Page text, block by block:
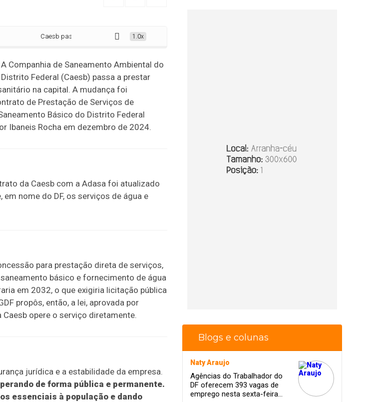
Caesb passa a prestar diretamente serviços de água e esgoto no DF
1.0x
A Companhia de Saneamento Ambiental do
Distrito Federal (Caesb) passa a prestar
na capital. A mudança foi
de Prestação de Serviços de
Básico do Distrito Federal
Ibaneis Rocha em dezembro de 2024.
da Caesb com a Adasa foi atualizado
nome do DF, os serviços de água e
para prestação direta de serviços,
básico e fornecimento de água
em 2032, o que exigiria licitação pública
propôs, então, a lei, aprovada por
Caesb opere o serviço diretamente.
jurídica e a estabilidade da empresa.
de forma pública e permanente.
essenciais à população e dando
Blogs e colunas
Naty Araujo
Agências do Trabalhador do
DF oferecem 393 vagas de
emprego nesta sexta-feira